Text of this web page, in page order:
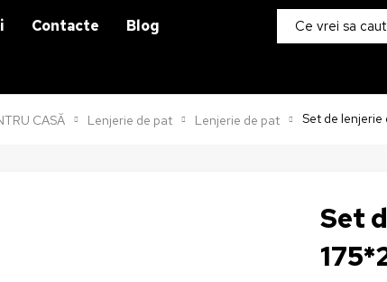
Contacte Blog
CASĂ Lenjerie de pat Lenjerie de pat Set de lenjerie
Set